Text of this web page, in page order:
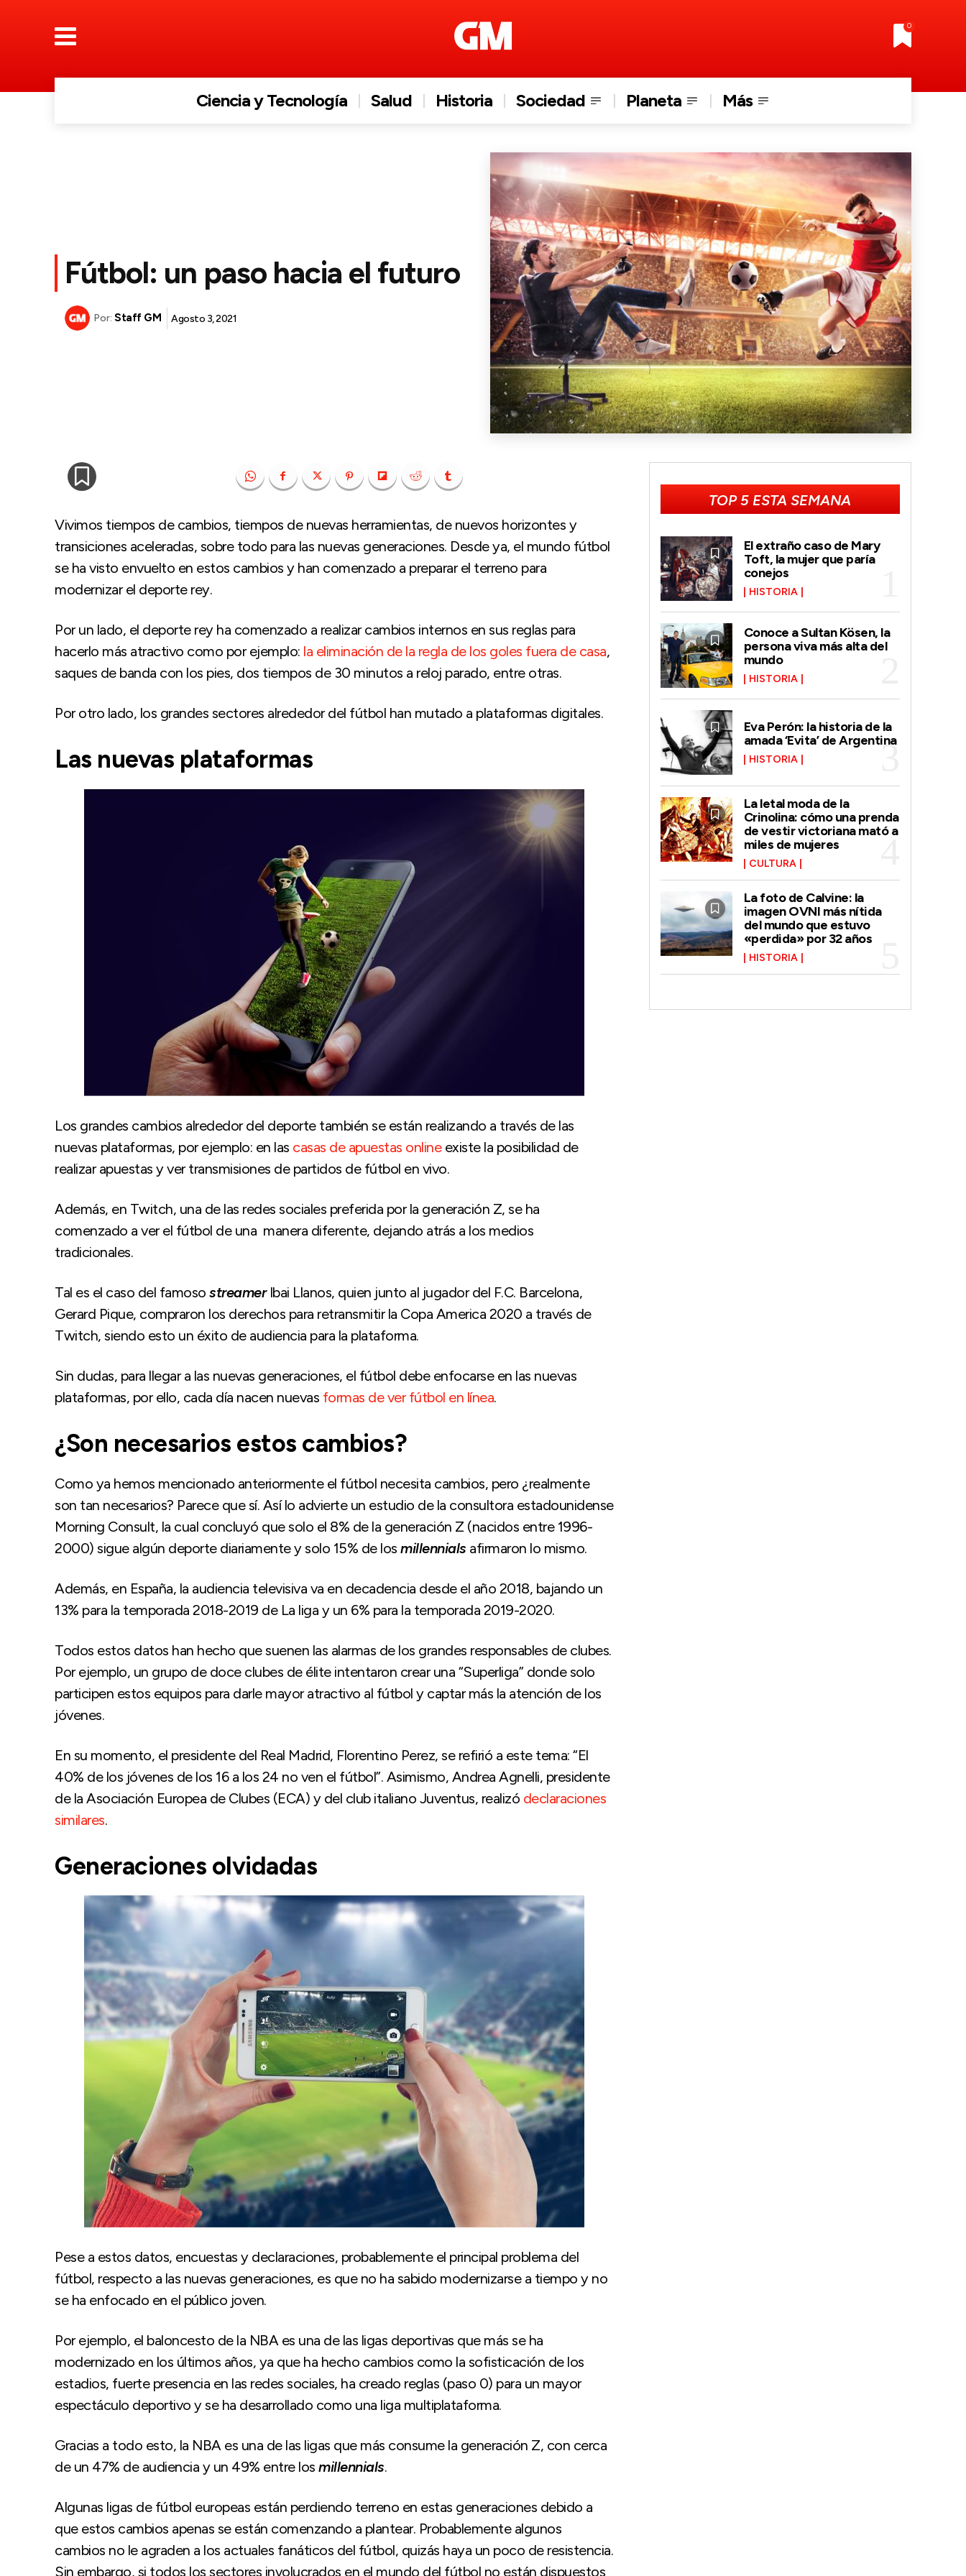
0
Ciencia y Tecnología Salud Historia Sociedad Planeta Más
Fútbol: un paso hacia el futuro
Por: Staff GM Agosto 3, 2021
Vivimos tiempos de cambios, tiempos de nuevas herramientas, de nuevos horizontes y
transiciones aceleradas, sobre todo para las nuevas generaciones. Desde ya, el mundo fútbol
se ha visto envuelto en estos cambios y han comenzado a preparar el terreno para
modernizar el deporte rey.
Por un lado, el deporte rey ha comenzado a realizar cambios internos en sus reglas para
hacerlo más atractivo como por ejemplo: la eliminación de la regla de los goles fuera de casa,
saques de banda con los pies, dos tiempos de 30 minutos a reloj parado, entre otras.
Por otro lado, los grandes sectores alrededor del fútbol han mutado a plataformas digitales.
Las nuevas plataformas
Los grandes cambios alrededor del deporte también se están realizando a través de las
nuevas plataformas, por ejemplo: en las casas de apuestas onlineexiste la posibilidad de
realizar apuestas y ver transmisiones de partidos de fútbol en vivo.
Además, en Twitch, una de las redes sociales preferida por la generación Z, se ha
comenzado a ver el fútbol de una manera diferente, dejando atrás a los medios
tradicionales.
Tal es el caso del famoso streamerIbai Llanos, quien junto al jugador del F.C. Barcelona,
Gerard Pique, compraron los derechos para retransmitir la Copa America 2020 a través de
Twitch, siendo esto un éxito de audiencia para la plataforma.
Sin dudas, para llegar a las nuevas generaciones, el fútbol debe enfocarse en las nuevas
plataformas, por ello, cada día nacen nuevas formas de ver fútbol en línea.
¿Son necesarios estos cambios?
Como ya hemos mencionado anteriormente el fútbol necesita cambios, pero ¿realmente
son tan necesarios? Parece que sí. Así lo advierte un estudio de la consultora estadounidense
Morning Consult, la cual concluyó que solo el 8% de la generación Z (nacidos entre 1996-
2000) sigue algún deporte diariamente y solo 15% de los millennials afirmaron lo mismo.
Además, en España, la audiencia televisiva va en decadencia desde el año 2018, bajando un
13% para la temporada 2018-2019 de La liga y un 6% para la temporada 2019-2020.
Todos estos datos han hecho que suenen las alarmas de los grandes responsables de clubes.
Por ejemplo, un grupo de doce clubes de élite intentaron crear una “Superliga” donde solo
participen estos equipos para darle mayor atractivo al fútbol y captar más la atención de los
jóvenes.
En su momento, el presidente del Real Madrid, Florentino Perez, se refirió a este tema: “El
40% de los jóvenes de los 16 a los 24 no ven el fútbol”. Asimismo, Andrea Agnelli, presidente
de la Asociación Europea de Clubes (ECA) y del club italiano Juventus, realizó declaraciones
similares.
Generaciones olvidadas
Pese a estos datos, encuestas y declaraciones, probablemente el principal problema del
fútbol, respecto a las nuevas generaciones, es que no ha sabido modernizarse a tiempo y no
se ha enfocado en el público joven.
Por ejemplo, el baloncesto de la NBA es una de las ligas deportivas que más se ha
modernizado en los últimos años, ya que ha hecho cambios como la sofisticación de los
estadios, fuerte presencia en las redes sociales, ha creado reglas (paso 0) para un mayor
espectáculo deportivo y se ha desarrollado como una liga multiplataforma.
Gracias a todo esto, la NBA es una de las ligas que más consume la generación Z, con cerca
de un 47% de audiencia y un 49% entre los millennials.
Algunas ligas de fútbol europeas están perdiendo terreno en estas generaciones debido a
que estos cambios apenas se están comenzando a plantear. Probablemente algunos
cambios no le agraden a los actuales fanáticos del fútbol, quizás haya un poco de resistencia.
Sin embargo, si todos los sectores involucrados en el mundo del fútbol no están dispuestos
TOP 5 ESTA SEMANA
El extraño caso de Mary
Toft, la mujer que paría
conejos
HISTORIA
Conoce a Sultan Kösen, la
persona viva más alta del
mundo
HISTORIA
Eva Perón: la historia de la
amada ‘Evita’ de Argentina
HISTORIA
La letal moda de la
Crinolina: cómo una prenda
de vestir victoriana mató a
miles de mujeres
CULTURA
La foto de Calvine: la
imagen OVNI más nítida
del mundo que estuvo
«perdida» por 32 años
HISTORIA